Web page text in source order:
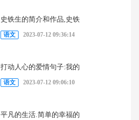
史铁生的简介和作品,史铁
语文 2023-07-12 09:36:14
打动人心的爱情句子:我的
语文 2023-07-12 09:06:10
平凡的生活.简单的幸福的